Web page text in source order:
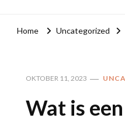
Home Uncategorized
OKTOBER 11, 2023
Wat is